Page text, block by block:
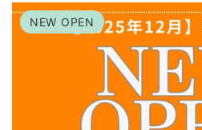
スクリーンに映し出される、まるで
迫力の ...
NEW OPEN